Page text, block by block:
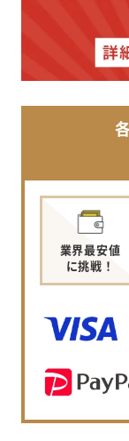
業界最安値
に挑戦！